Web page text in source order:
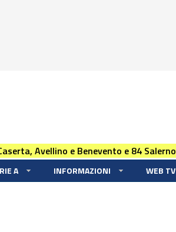
Avellino e Benevento e 84 Salerno
A INFORMAZIONI WEB TV